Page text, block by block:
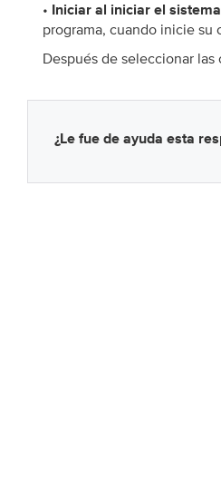
•
Iniciar al iniciar el
programa, cuando inicie su
Después de seleccionar
¿Le fue de ayuda esta